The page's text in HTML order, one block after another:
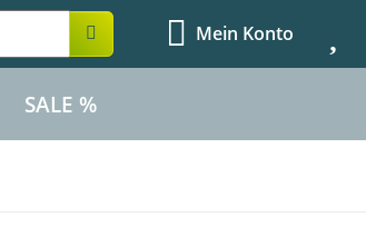
Mein Konto
SALE %